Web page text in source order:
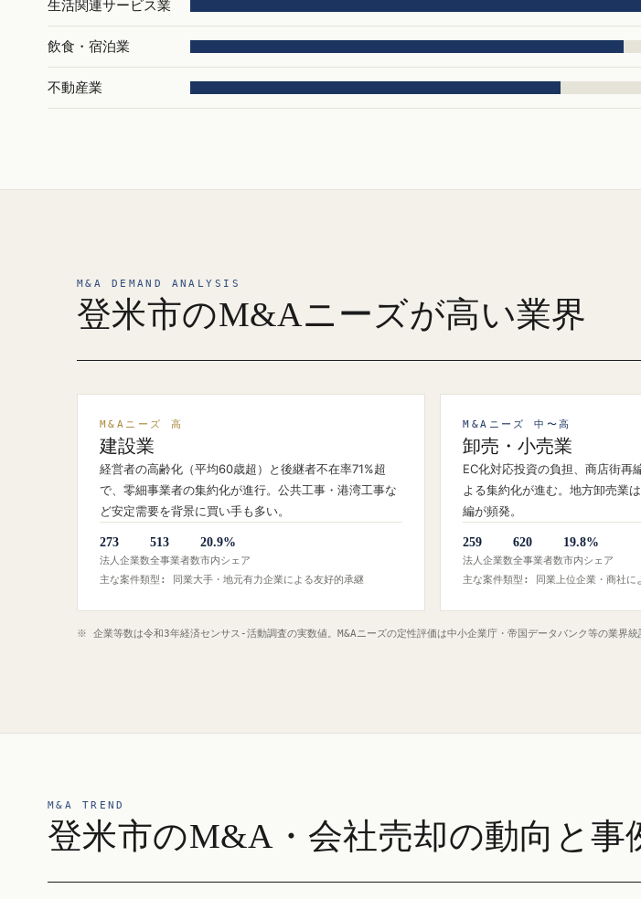
生活関連サービス業
飲食・宿泊業
不動産業
M&A DEMAND ANALYSIS
登米市のM&Aニーズが高い業界
M&Aニーズ 高
建設業
経営者の高齢化（平均60歳超）と後継者不在率71%超
で、零細事業者の集約化が進行。公共工事・港湾工事な
ど安定需要を背景に買い手も多い。
273
法人企業数
513
全事業者数
20.9%
市内シェア
主な案件類型: 同業大手・地元有力企業による友好的承継
M&Aニーズ 中〜高
卸売・小売業
EC化対応投資の負担、商店街再
よる集約化が進む。地方卸売業
編が頻発。
259
法人企業数
620
全事業者数
19.8%
市内シェア
主な案件類型: 同業上位企業・商社に
※ 企業等数は令和3年経済センサス‐活動調査の実数値。M&Aニーズの定性評価は中小企業庁・帝国データバンク等の業界統
M&A TREND
登米市のM&A・会社売却の動向と事